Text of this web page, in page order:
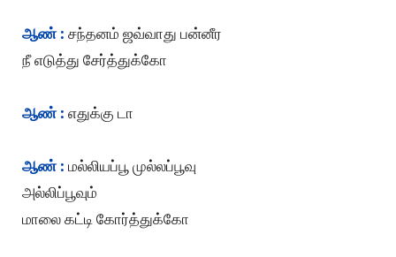
ஆண் : சந்தனம் ஜவ்வாது பன்னீர
நீ எடுத்து சேர்த்துக்கோ
ஆண் : எதுக்கு டா
ஆண் : மல்லியப்பூ முல்லப்பூவு
அல்லிப்பூவும்
மாலை கட்டி கோர்த்துக்கோ